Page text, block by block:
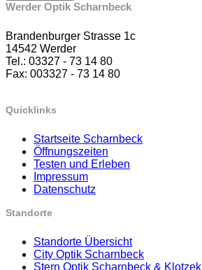
Werder Optik Scharnbeck
Brandenburger Strasse 1c
14542 Werder
Tel.: 03327 - 73 14 80
Fax: 003327 - 73 14 80
Quicklinks
Startseite Scharnbeck
Öffnungszeiten
Testen und Erleben
Impressum
Datenschutz
Standorte
Standorte Übersicht
City Optik Scharnbeck
Stern Optik Scharnbeck & Klotzek